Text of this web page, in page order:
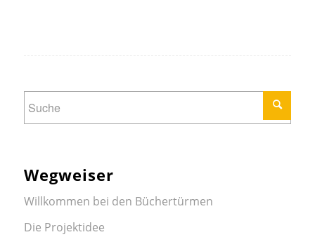
Wegweiser
Willkommen bei den Büchertürmen
Die Projektidee